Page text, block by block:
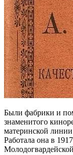
Были фабрики и
знаменитого
материнской
Работала она в